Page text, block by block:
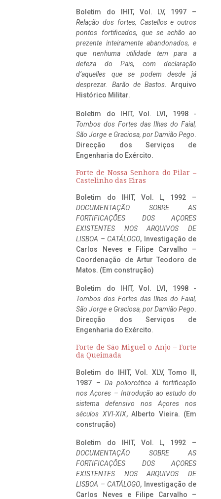
Boletim do IHIT, Vol. LV, 1997 –
Relação dos fortes, Castellos e outros
pontos fortificados, que se achão ao
prezente inteiramente abandonados, e
que nenhuma utilidade tem para a
defeza do Pais, com declaração
d’aquelles que se podem desde já
desprezar. Barão de Bastos. Arquivo
Histórico Militar.
Boletim do IHIT, Vol. LVI, 1998 -
Tombos dos Fortes das Ilhas do Faial,
São Jorge e Graciosa, por Damião Pego.
Direcção dos Serviços de
Engenharia do Exército.
Forte de Nossa Senhora do Pilar –
Castelinho das Eiras
Boletim do IHIT, Vol. L, 1992 –
DOCUMENTAÇÃO SOBRE AS
FORTIFICAÇÕES DOS AÇORES
EXISTENTES NOS ARQUIVOS DE
LISBOA – CATÁLOGO, Investigação de
Carlos Neves e Filipe Carvalho –
Coordenação de Artur Teodoro de
Matos. (Em construção)
Boletim do IHIT, Vol. LVI, 1998 -
Tombos dos Fortes das Ilhas do Faial,
São Jorge e Graciosa, por Damião Pego.
Direcção dos Serviços de
Engenharia do Exército.
Forte de São Miguel o Anjo – Forte
da Queimada
Boletim do IHIT, Vol. XLV, Tomo II,
1987 – Da poliorcética à fortificação
nos Açores – Introdução ao estudo do
sistema defensivo nos Açores nos
séculos XVI-XIX, Alberto Vieira. (Em
construção)
Boletim do IHIT, Vol. L, 1992 –
DOCUMENTAÇÃO SOBRE AS
FORTIFICAÇÕES DOS AÇORES
EXISTENTES NOS ARQUIVOS DE
LISBOA – CATÁLOGO, Investigação de
Carlos Neves e Filipe Carvalho –